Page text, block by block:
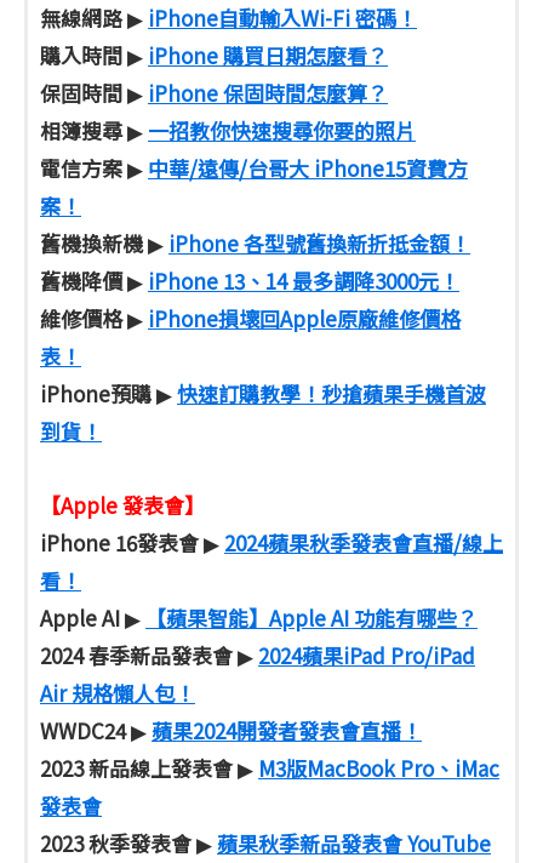
無線網路▶ iPhone自動輸入Wi-Fi 密碼！
購入時間▶ iPhone 購買日期怎麼看？
保固時間▶ iPhone 保固時間怎麼算？
相簿搜尋▶ 一招教你快速搜尋你要的照片
電信方案▶ 中華/遠傳/台哥大 iPhone15資費方
案！
舊機換新機▶ iPhone 各型號舊換新折抵金額！
舊機降價▶ iPhone 13、14 最多調降3000元！
維修價格▶ iPhone損壞回Apple原廠維修價格
表！
iPhone預購▶快速訂購教學！秒搶蘋果手機首波
到貨！
【Apple 發表會】
iPhone 16發表會▶ 2024蘋果秋季發表會直播/線上
看！
Apple AI▶
【蘋果智能】Apple AI 功能有哪些？
2024 春季新品發表會▶ 2024蘋果iPad Pro/iPad
Air 規格懶人包！
WWDC24▶蘋果2024開發者發表會直播！
2023 新品線上發表會▶ M3版MacBook Pro、iMac
發表會
2023 秋季發表會▶蘋果秋季新品發表會 YouTube